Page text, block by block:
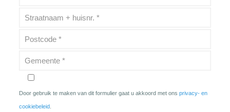
Door gebruik te maken van dit formulier gaat u akkoord met ons privacy- en
cookiebeleid.